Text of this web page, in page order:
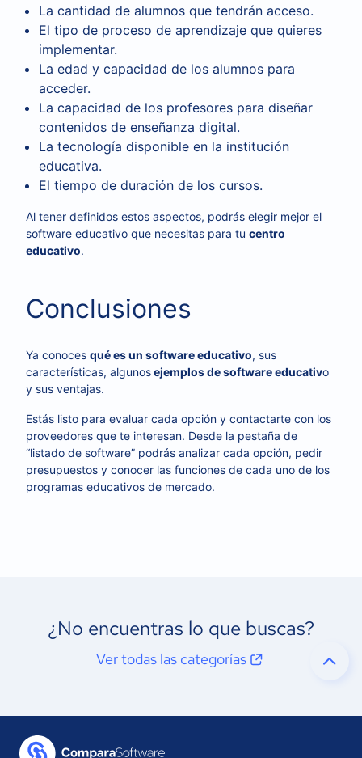
La cantidad de alumnos que tendrán acceso.
El tipo de proceso de aprendizaje que quieres
implementar.
La edad y capacidad de los alumnos para
acceder.
La capacidad de los profesores para diseñar
contenidos de enseñanza digital.
La tecnología disponible en la institución
educativa.
El tiempo de duración de los cursos.
Al tener definidos estos aspectos, podrás elegir mejor el
software educativo que necesitas para tu centro
educativo.
Conclusiones
Ya conoces qué es un software educativo, sus
características, algunosejemplos de software educativo
y sus ventajas.
Estás listo para evaluar cada opción y contactarte con los
proveedores que te interesan. Desde la pestaña de
“listado de software” podrás analizar cada opción, pedir
presupuestos y conocer las funciones de cada uno de los
programas educativos de mercado.
¿No encuentras lo que buscas?
Ver todas las categorías